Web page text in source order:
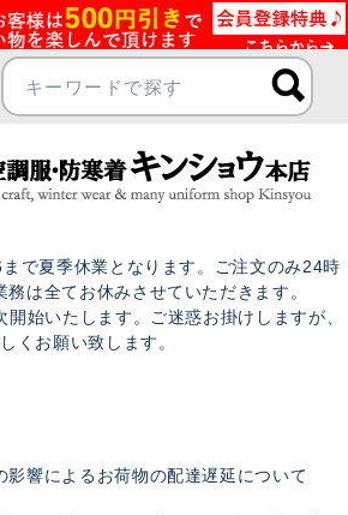
で夏季休業となります。ご注文のみ24時
務は全てお休みさせていただきます。
始いたします。ご迷惑お掛けしますが、
くお願い致します。
影響によるお荷物の配達遅延について